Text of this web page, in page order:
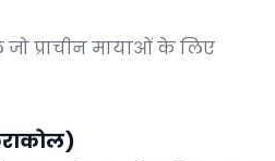
प्राचीन मायाओं के लिए